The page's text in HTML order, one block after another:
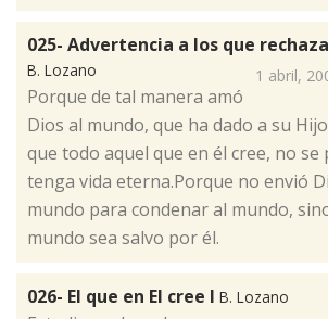
025- Advertencia a los que
B. Lozano 1 abril,
Porque de tal manera amó
Dios al mundo, que ha dado a su
que todo aquel que en él cree, no se
tenga vida eterna.Porque no envió
mundo para condenar al mundo,
mundo sea salvo por él.
026- El que en El cree I B. Lozano